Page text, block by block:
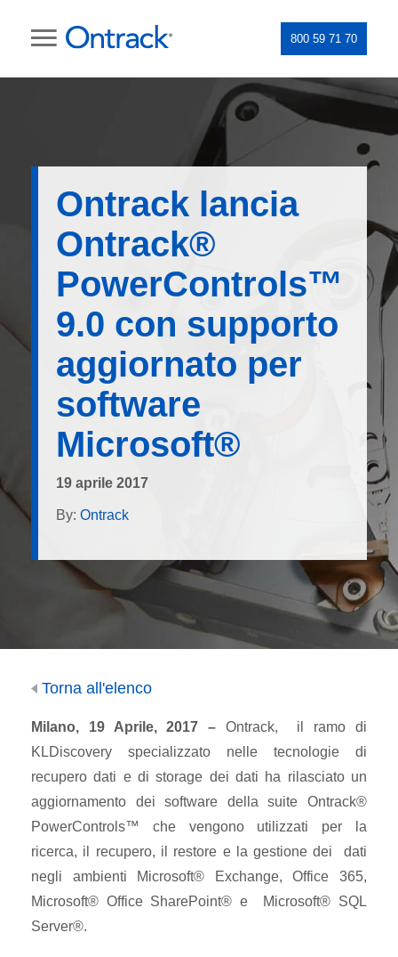
800 59 71 70
Ontrack lancia
Ontrack®
PowerControls™
9.0 con supporto
aggiornato per
software
Microsoft®
19 aprile 2017
By: Ontrack
Torna all'elenco
Milano, 19 Aprile, 2017 – Ontrack, il ramo di
KLDiscovery specializzato nelle tecnologie di
recupero dati e di storage dei dati ha rilasciato un
aggiornamento dei software della suite Ontrack®
PowerControls™ che vengono utilizzati per la
ricerca, il recupero, il restore e la gestione dei dati
negli ambienti Microsoft® Exchange, Office 365,
Microsoft® Office SharePoint® e Microsoft® SQL
Server®.